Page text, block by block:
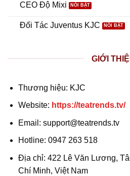
CEO Độ Mixi
Đối Tác Juventus KJC
GIỚI
Thương hiệu: KJC
Website: https://teatrends.tv/
Email: support@teatrends.tv
Hotline: 0947 263 518
Địa chỉ: 422 Lê Văn Lương,
Chí Minh, Việt Nam